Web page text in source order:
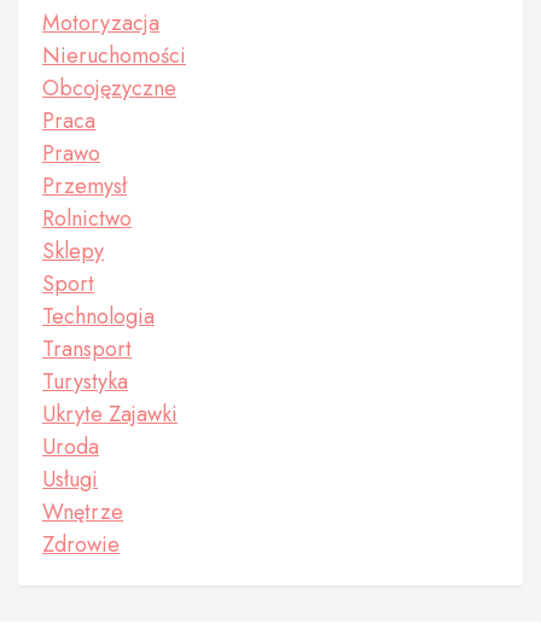
Motoryzacja
Nieruchomości
Obcojęzyczne
Praca
Prawo
Przemysł
Rolnictwo
Sklepy
Sport
Technologia
Transport
Turystyka
Ukryte Zajawki
Uroda
Usługi
Wnętrze
Zdrowie